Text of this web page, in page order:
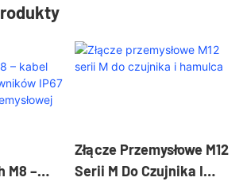
M8 –
Złącze Przemysłowe M12
Serii M Do Czujnika I